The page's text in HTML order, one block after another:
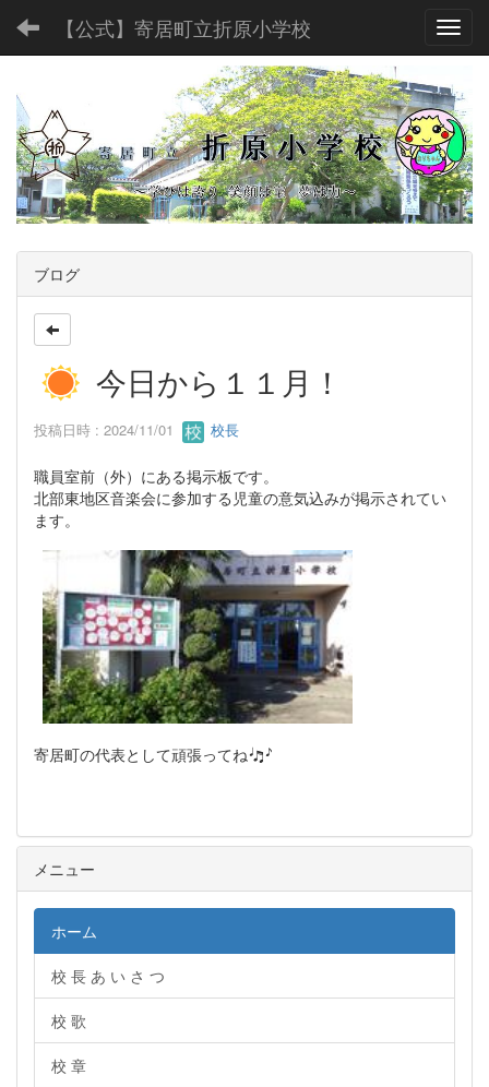
【公式】寄居町立折原小学校
ブログ
今日から１１月！
投稿日時 : 2024/11/01 校長
職員室前（外）にある掲示板です。
北部東地区音楽会に参加する児童の意気込みが掲示されてい
ます。
寄居町の代表として頑張ってね
メニュー
ホーム
校 長 あ い さ つ
校 歌
校 章